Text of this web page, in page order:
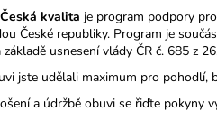
Česká kvalita je program podpory
České republiky. Program je
usnesení vlády ČR č. 685 z
jste udělali maximum pro pohodlí,
a údržbě obuvi se řiďte pokyny